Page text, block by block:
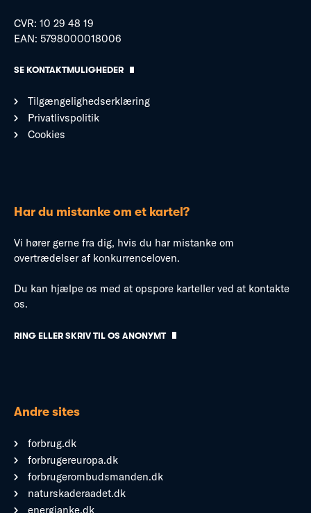
CVR: 10 29 48 19
EAN: 5798000018006
SE KONTAKTMULIGHEDER
Tilgængelighedserklæring
Privatlivspolitik
Cookies
Har du mistanke om et kartel?
Vi hører gerne fra dig, hvis du har mistanke om
overtrædelser af konkurrenceloven.
Du kan hjælpe os med at opspore karteller ved at kontakte
os.
RING ELLER SKRIV TIL OS ANONYMT
Andre sites
forbrug.dk
forbrugereuropa.dk
forbrugerombudsmanden.dk
naturskaderaadet.dk
energianke.dk